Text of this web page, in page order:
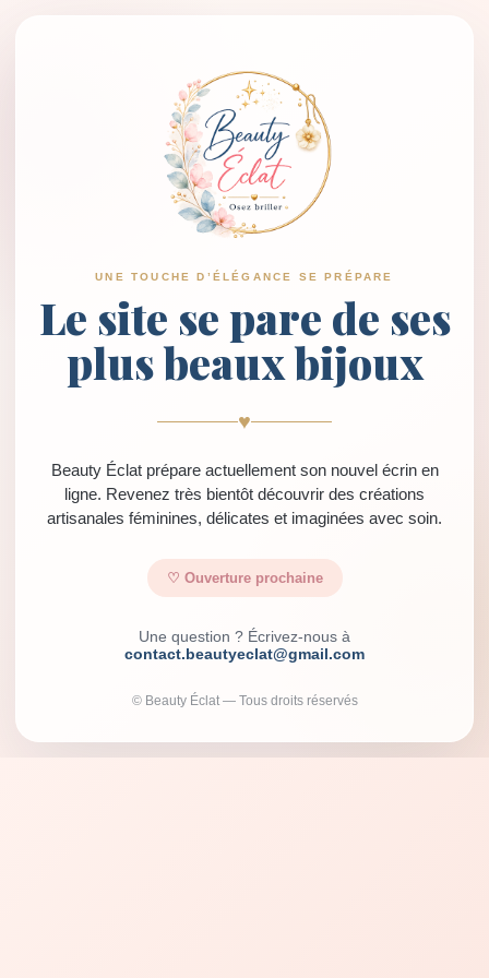
UNE TOUCHE D’ÉLÉGANCE SE PRÉPARE
Le site se pare de ses
plus beaux bijoux
♥
Beauty Éclat prépare actuellement son nouvel écrin en
ligne. Revenez très bientôt découvrir des créations
artisanales féminines, délicates et imaginées avec soin.
♡ Ouverture prochaine
Une question ? Écrivez-nous à
contact.beautyeclat@gmail.com
© Beauty Éclat — Tous droits réservés